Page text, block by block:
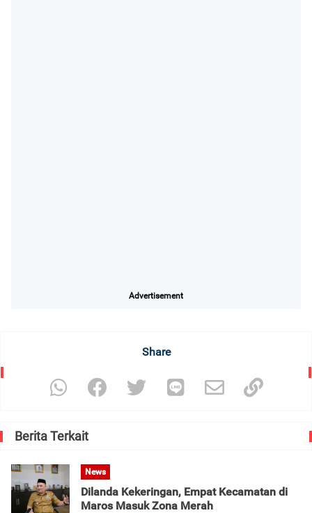
Advertisement
Share
Berita Terkait
News
Dilanda Kekeringan, Empat Kecamatan di
Maros Masuk Zona Merah